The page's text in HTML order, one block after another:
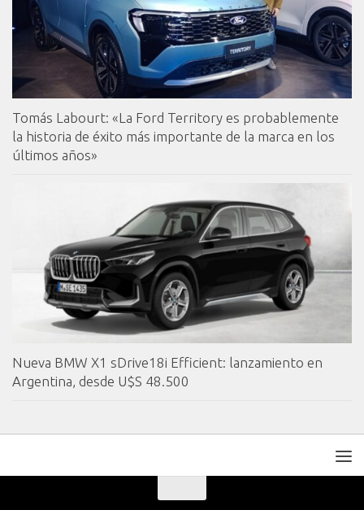
Tomás Labourt: «La Ford Territory es probablemente
la historia de éxito más importante de la marca en los
últimos años»
Nueva BMW X1 sDrive18i Efficient: lanzamiento en
Argentina, desde U$S 48.500